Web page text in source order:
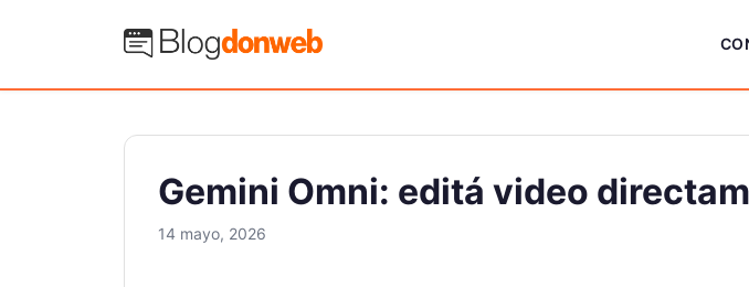
Blog Donweb
Gemini Omni: editá video
14 mayo, 2026